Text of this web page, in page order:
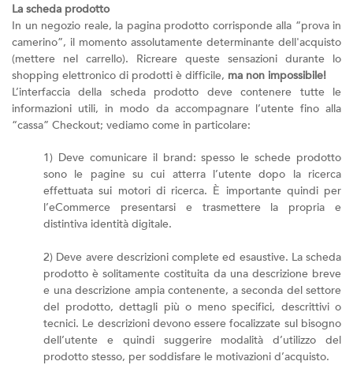
La scheda prodotto
In un negozio reale, la pagina prodotto corrisponde alla “prova in
camerino”, il momento assolutamente determinante dell'acquisto
(mettere nel carrello). Ricreare queste sensazioni durante lo
shopping elettronico di prodotti è difficile, ma non impossibile!
L’interfaccia della scheda prodotto deve contenere tutte le
informazioni utili, in modo da accompagnare l’utente fino alla
“cassa” Checkout; vediamo come in particolare:
1) Deve comunicare il brand: spesso le schede prodotto
sono le pagine su cui atterra l’utente dopo la ricerca
effettuata sui motori di ricerca. È importante quindi per
l’eCommerce presentarsi e trasmettere la propria e
distintiva identità digitale.
2) Deve avere descrizioni complete ed esaustive. La scheda
prodotto è solitamente costituita da una descrizione breve
e una descrizione ampia contenente, a seconda del settore
del prodotto, dettagli più o meno specifici, descrittivi o
tecnici. Le descrizioni devono essere focalizzate sul bisogno
dell’utente e quindi suggerire modalità d’utilizzo del
prodotto stesso, per soddisfare le motivazioni d’acquisto.